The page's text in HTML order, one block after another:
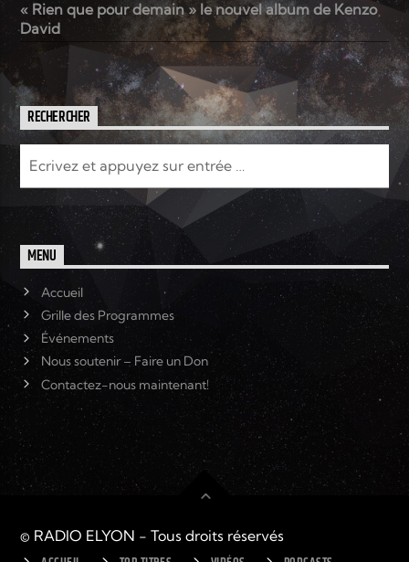
« Rien que pour demain » le nouvel album de Kenzo
David
RECHERCHER
MENU
Accueil
Grille des Programmes
Événements
Nous soutenir – Faire un Don
Contactez-nous maintenant!
© RADIO ELYON - Tous droits réservés